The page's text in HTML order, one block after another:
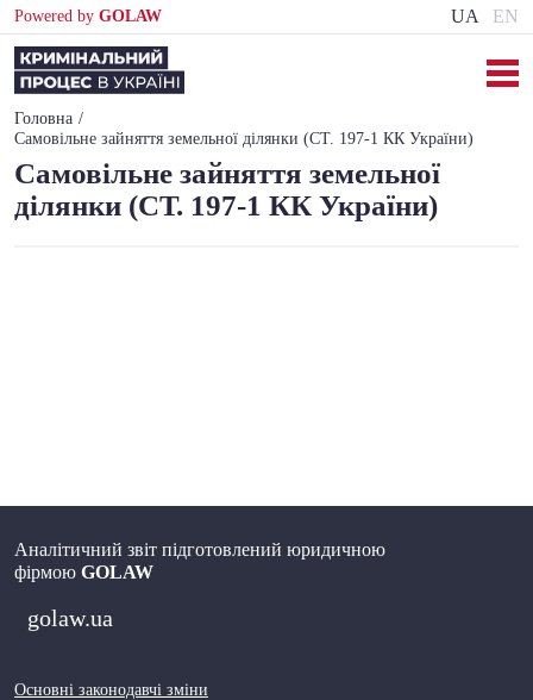
Powered by GOLAW UA EN
Головна
Самовільне зайняття земельної ділянки (СТ. 197-1 КК України)
Самовільне зайняття земельної
ділянки (СТ. 197-1 КК України)
Аналітичний звіт підготовлений юридичною
фірмою GOLAW
golaw.ua
Основні законодавчі зміни